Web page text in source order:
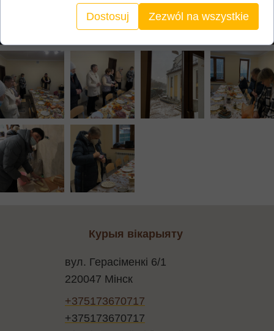
вул. Герасіменкі 6/1
220047 Мінск
+375173670717
+375173670717
Курыя вікарыяту
Dostosuj Zezwól na wszystkie